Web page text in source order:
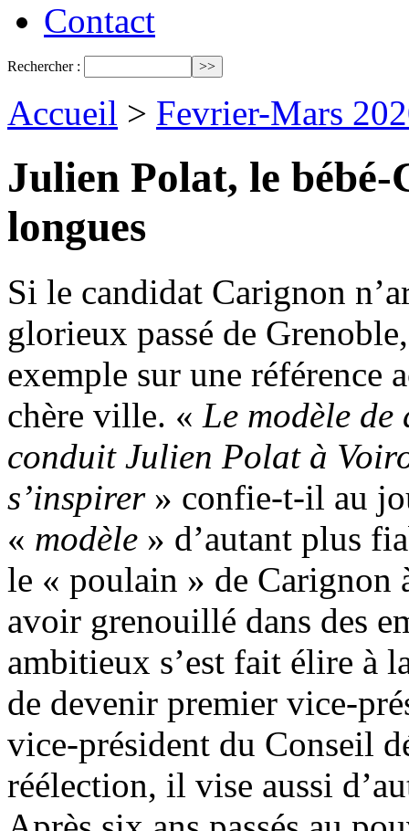
Contact
Rechercher :
Accueil > Fevrier-Mars
Julien Polat, le
longues
Si le candidat Carignon
glorieux passé de
exemple sur une référence
chère ville. « Le modèle de
conduit Julien Polat à
s’inspirer» confie-t-il au
« modèle » d’autant plus
le « poulain » de Carignon
avoir grenouillé dans des
ambitieux s’est fait élire à
de devenir premier
vice-président du Conseil
réélection, il vise aussi